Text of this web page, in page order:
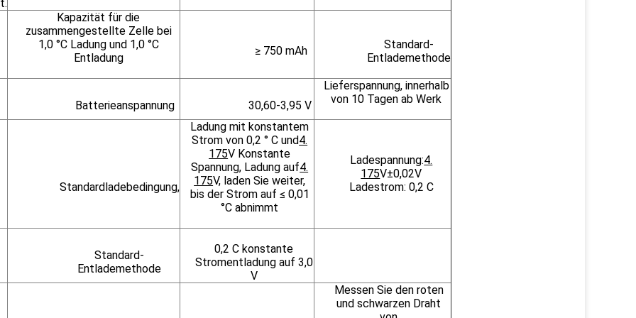
Kapazität für die
zusammengestellte Zelle bei
1,0 °C Ladung und 1,0 °C
Entladung
≥ 750 mAh
Standard-
Entlademethode
Batterieanspannung 30,60-3,95 V
Lieferspannung, innerhalb
von 10 Tagen ab Werk
Standardladebedingung,
Ladung mit konstantem
Strom von 0,2 ° C und4.
175V Konstante
Spannung, Ladung auf4.
175V, laden Sie weiter,
bis der Strom auf ≤ 0,01
°C abnimmt
Ladespannung:4.
175V±0,02V
Ladestrom: 0,2 C
Standard-
Entlademethode
0,2 C konstante
Stromentladung auf 3,0
V
Messen Sie den roten
und schwarzen Draht